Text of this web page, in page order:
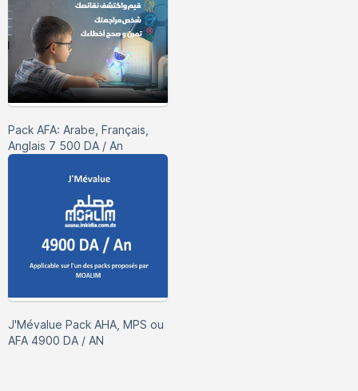
Pack AFA: Arabe, Français,
Anglais 7 500 DA / An
J'Mévalue Pack AHA, MPS ou
AFA 4900 DA / AN